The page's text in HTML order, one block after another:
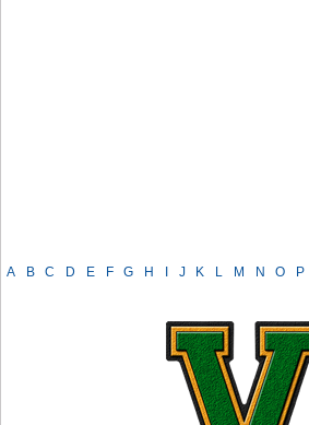
A B C D E F G H J K L M N O P